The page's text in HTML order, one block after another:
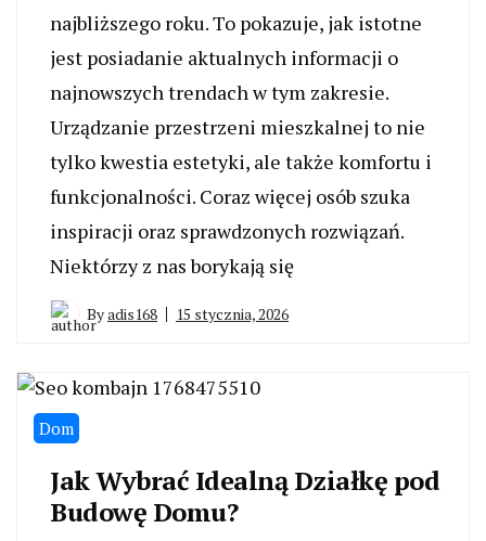
najbliższego roku. To pokazuje, jak istotne
jest posiadanie aktualnych informacji o
najnowszych trendach w tym zakresie.
Urządzanie przestrzeni mieszkalnej to nie
tylko kwestia estetyki, ale także komfortu i
funkcjonalności. Coraz więcej osób szuka
inspiracji oraz sprawdzonych rozwiązań.
Niektórzy z nas borykają się
Byadis168 15 stycznia, 2026
Dom
Jak Wybrać Idealną Działkę pod
Budowę Domu?